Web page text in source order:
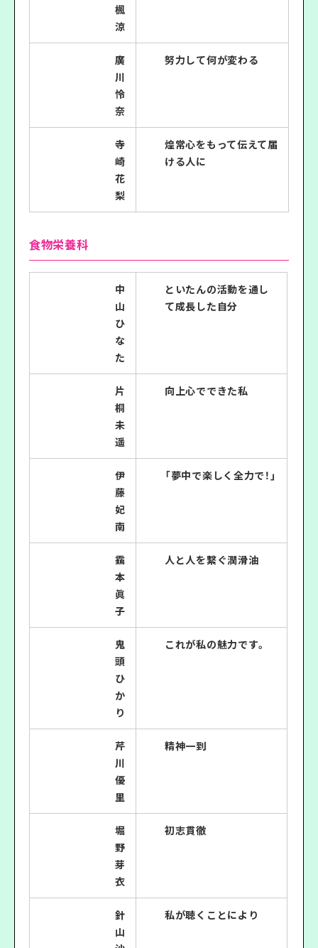
楓
涼
廣
川
怜
奈
努力して何が変わる
寺
崎
花
梨
煌常心をもって伝えて届
ける人に
食物栄養科
中
山
ひ
な
た
といたんの活動を通し
て成長した自分
片
桐
未
遥
向上心でできた私
伊
藤
妃
南
「夢中で楽しく全力で！｣
靎
本
眞
子
人と人を繋ぐ潤滑油
鬼
頭
ひ
か
り
これが私の魅力です。
芹
川
優
里
精神一到
堀
野
芽
衣
初志貫徹
針
山
私が聴くことにより